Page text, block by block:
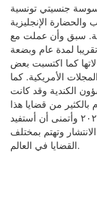
14-12-1996 بمدينة سوسة جنسيتي تونسية
والحضارة الإنجليزية
بسوسة. سبق وأن عملت مع
لمدة عام وبضعة
كما اكتسبت بعض
الأمريكية. كما
الكندية وقد كانت
بالكثير من قضايا هذا
البلد. ثم بدأت العمل مع صحيفة وطن أواخر عام ٢٠٢١ وأتمنى أن أستفيد
وتهتم بمختلف
القضايا في العالم.